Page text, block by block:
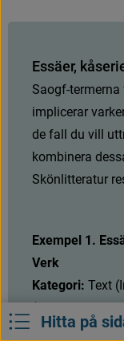
Essäer, kåseri
Saogf-termerna
implicerar varke
de fall du vill utt
kombinera dess
Skönlitteratur re
Exempel 1.
Verk
Kategori: Text (I
(Genre/form - sa
Hitta på